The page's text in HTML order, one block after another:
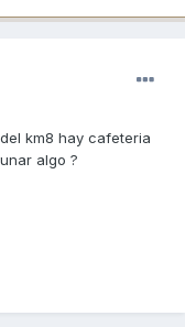
km8 hay cafeteria
algo ?